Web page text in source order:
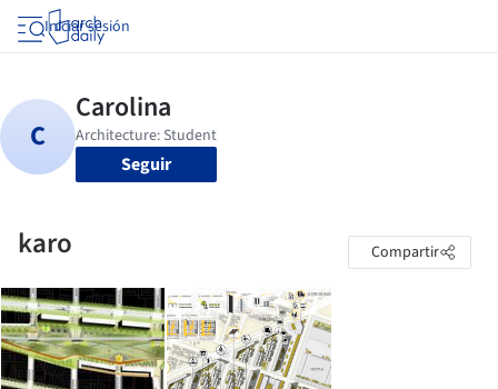
Iniciar sesión
Seguir
karo Compartir